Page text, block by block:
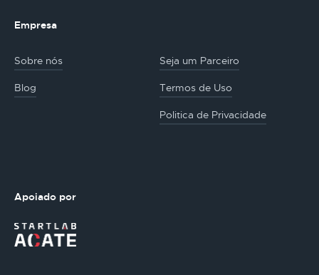
Empresa
Sobre nós Seja um Parceiro
Blog Termos de Uso
Politica de Privacidade
Apoiado por